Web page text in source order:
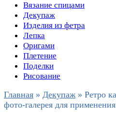
Вязание спицами
Декупаж
Изделия из фетра
Лепка
Оригами
Плетение
Поделки
Рисование
Главная » Декупаж» Ретро
фото-галерея для